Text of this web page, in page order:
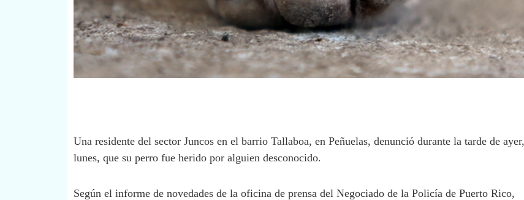
Una residente del sector Juncos en el barrio Tallaboa, en Peñuelas, denunció durante la tarde de ayer,
lunes, que su perro fue herido por alguien desconocido.
Según el informe de novedades de la oficina de prensa del Negociado de la Policía de Puerto Rico,